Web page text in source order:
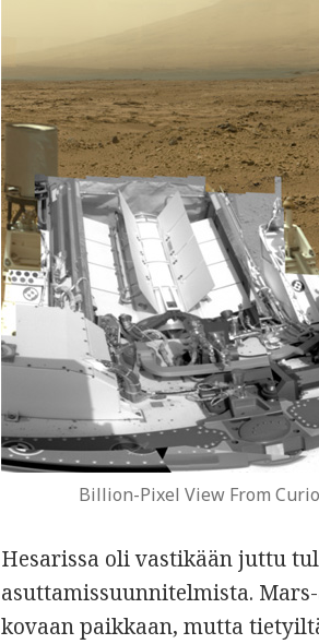
Billion-Pixel View From
Hesarissa oli vastikään juttu
asuttamissuunnitelmista.
kovaan paikkaan, mutta